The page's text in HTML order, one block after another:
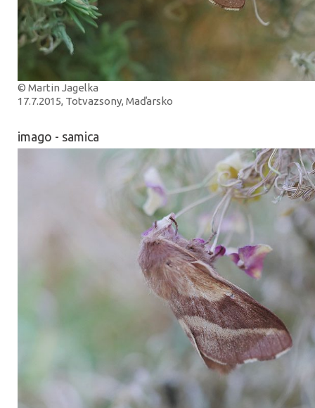
© Martin Jagelka
17.7.2015, Totvazsony, Maďarsko
imago - samica